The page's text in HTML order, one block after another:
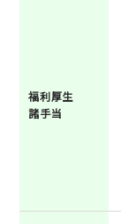
福利厚生
諸手当